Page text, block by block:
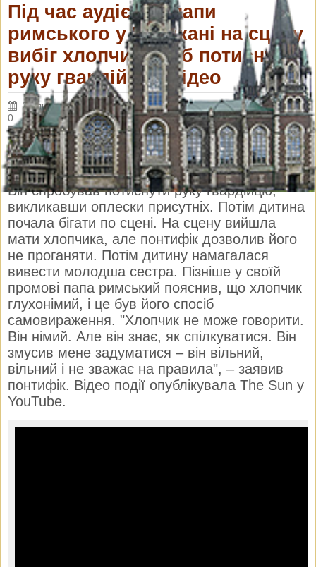
Під час аудієнції папи
римського у Ватикані на сцену
вибіг хлопчик, щоб потиснути
руку гвардійцю. Відео
29 листопада 2018 р. Переглядів: 3365
Коментарі:
0
Різне
28 листопада під час аудієнції папи
римського у Ватикані на сцену вибіг хлопчик.
Він спробував потиснути руку гвардійцю,
викликавши оплески присутніх. Потім дитина
почала бігати по сцені. На сцену вийшла
мати хлопчика, але понтифік дозволив його
не проганяти. Потім дитину намагалася
вивести молодша сестра. Пізніше у своїй
промові папа римський пояснив, що хлопчик
глухонімий, і це був його спосіб
самовираження. "Хлопчик не може говорити.
Він німий. Але він знає, як спілкуватися. Він
змусив мене задуматися – він вільний,
вільний і не зважає на правила", – заявив
понтифік. Відео події опублікувала The Sun у
YouTube.